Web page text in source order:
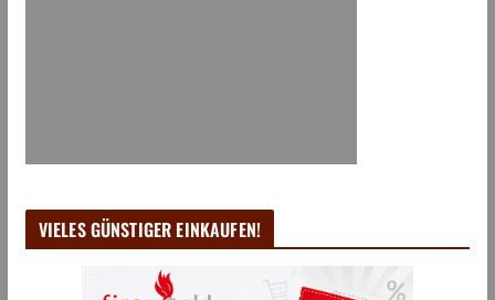
VIELES GÜNSTIGER EINKAUFEN!